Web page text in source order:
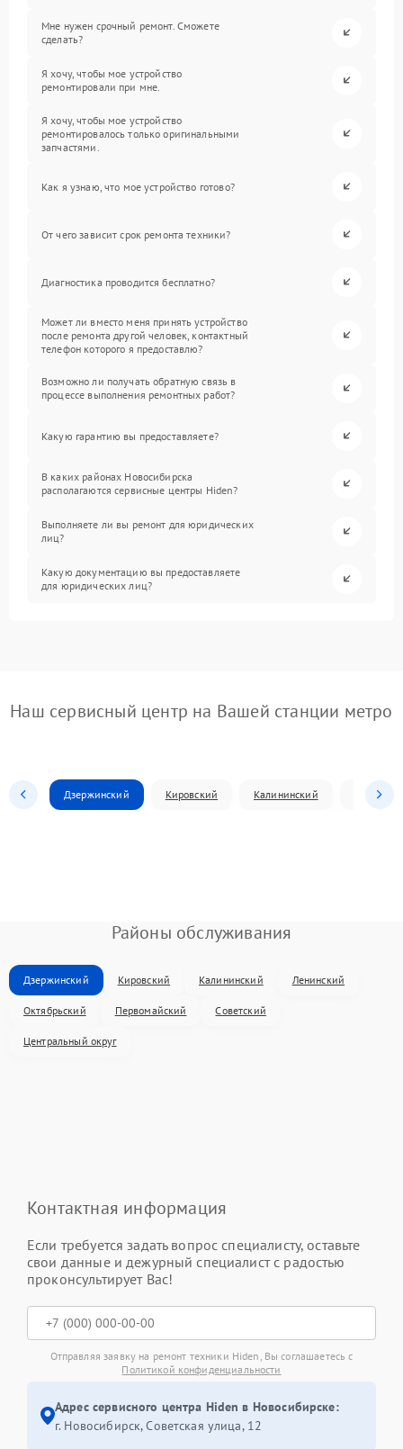
Мне нужен срочный ремонт. Сможете
сделать?
Я хочу, чтобы мое устройство
ремонтировали при мне.
Я хочу, чтобы мое устройство
ремонтировалось только оригинальными
запчастями.
Как я узнаю, что мое устройство готово?
От чего зависит срок ремонта техники?
Диагностика проводится бесплатно?
Может ли вместо меня принять устройство
после ремонта другой человек, контактный
телефон которого я предоставлю?
Возможно ли получать обратную связь в
процессе выполнения ремонтных работ?
Какую гарантию вы предоставляете?
В каких районах Новосибирска
располагаются сервисные центры Hiden?
Выполняете ли вы ремонт для юридических
лиц?
Какую документацию вы предоставляете
для юридических лиц?
Наш сервисный центр на Вашей станции метро
Дзержинский Кировский Калининский
Районы обслуживания
Дзержинский Кировский Калининский Ленинский
Октябрьский Первомайский Советский
Центральный округ
Контактная информация
Если требуется задать вопрос специалисту, оставьте
свои данные и дежурный специалист с радостью
проконсультирует Вас!
Отправляя заявку на ремонт техники Hiden, Вы соглашаетесь с
Политикой конфиденциальности
Адрес сервисного центра Hiden в Новосибирске:
г. Новосибирск, Советская улица, 12